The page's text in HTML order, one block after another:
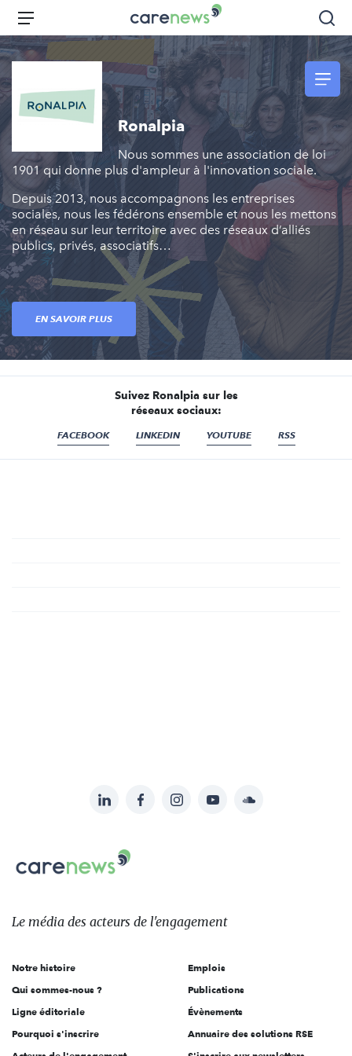
Aller
contenu
principal
Carenews,
Le
média
des
acteurs
de
l'engagement
Menu
Ronalpia
Nous sommes une association de loi
1901 qui donne plus d'ampleur à l'innovation sociale.
Depuis 2013, nous accompagnons les entreprises
sociales, nous les fédérons ensemble et nous les mettons
en réseau sur leur territoire avec des réseaux d’alliés
publics, privés, associatifs…
EN SAVOIR PLUS
Suivez Ronalpia sur les
réseaux sociaux:
FACEBOOK LINKEDIN YOUTUBE RSS
sur:
LinkedInFacebookInstagramYouTubeSoundcloud
Carenews,
Le
des
l'engagement
Le média des acteurs de l'engagement
Notre histoire
Qui sommes-nous ?
Ligne éditoriale
Pourquoi s'inscrire
Emplois
Publications
Évènements
Annuaire des solutions RSE